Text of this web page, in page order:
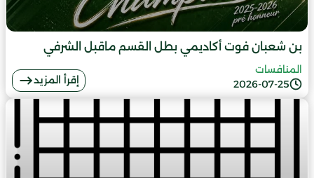
بن شعبان فوت أكاديمي بطل القسم ماقبل الشرفي
2026-07-25
المنافسات
إقرأ المزيد